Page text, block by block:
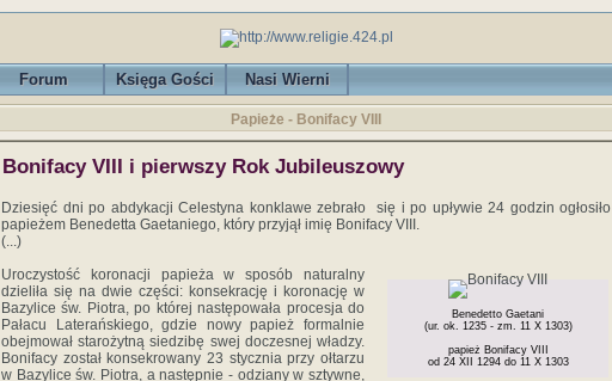
Forum Księga Gości Nasi Wierni
Papieże - Bonifacy VIII
Bonifacy VIII i pierwszy Rok Jubileuszowy
Dziesięć dni po abdykacji Celestyna konklawe zebrało się i po upływie 24 godzin ogłosiło
papieżem Benedetta Gaetaniego, który przyjął imię Bonifacy VIII.
(...)
Benedetto Gaetani
(ur. ok. 1235 - zm. 11 X 1303)
papież Bonifacy VIII
od 24 XII 1294 do 11 X 1303
Uroczystość koronacji papieża w sposób naturalny
dzieliła się na dwie części: konsekrację i koronację w
Bazylice św. Piotra, po której następowała procesja do
Pałacu Laterańskiego, gdzie nowy papież formalnie
obejmował starożytną siedzibę swej doczesnej władzy.
Bonifacy został konsekrowany 23 stycznia przy ołtarzu
w Bazylice św. Piotra, a następnie - odziany w sztywne,